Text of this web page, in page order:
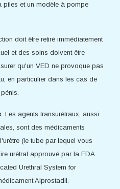
piles et un modèle à pompe
doit être retiré immédiatement
et des soins doivent être
qu'un VED ne provoque pas
en particulier dans les cas de
. Les agents transurétraux, aussi
sont des médicaments
(le tube par lequel vous
urétral approuvé par la FDA
Urethral System for
Alprostadil.